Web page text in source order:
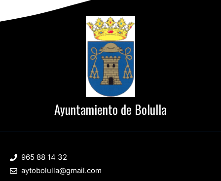
Ayuntamiento de Bolulla
965 88 14 32
aytobolulla@gmail.com